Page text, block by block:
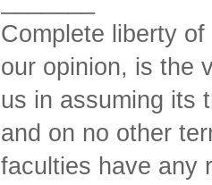
Complete liberty
our opinion, is the
us in assuming its
and on no other
faculties have any